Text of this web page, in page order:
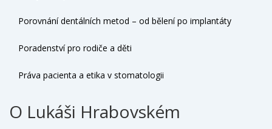
Porovnání dentálních metod – od bělení po implantáty
Poradenství pro rodiče a děti
Práva pacienta a etika v stomatologii
O Lukáši Hrabovském